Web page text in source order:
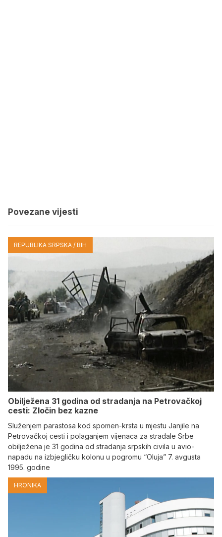
Povezane vijesti
REPUBLIKA SRPSKA / BIH
Obilježena 31 godina od stradanja na Petrovačkoj
cesti: Zločin bez kazne
Služenjem parastosa kod spomen-krsta u mjestu Janjile na
Petrovačkoj cesti i polaganjem vijenaca za stradale Srbe
obilježena je 31 godina od stradanja srpskih civila u avio-
napadu na izbjegličku kolonu u pogromu “Oluja” 7. avgusta
1995. godine
HRONIKA